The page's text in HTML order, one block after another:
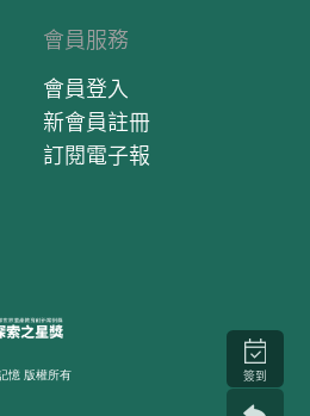
會員服務
會員登入
新會員註冊
訂閱電子報
憶 版權所有 簽到